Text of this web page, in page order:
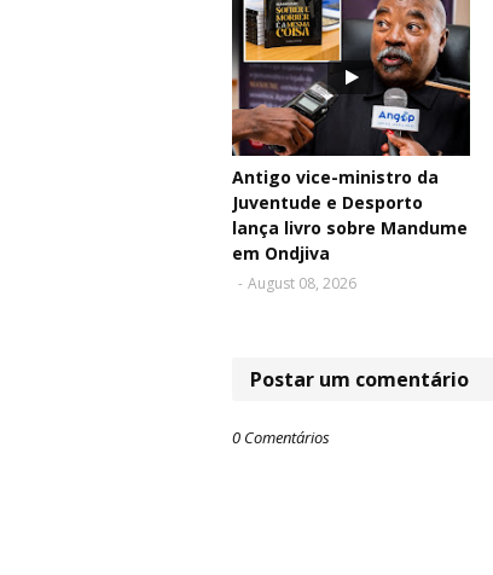
Antigo vice-ministro da
Juventude e Desporto
lança livro sobre Mandume
em Ondjiva
- August 08, 2026
Postar um comentário
0 Comentários